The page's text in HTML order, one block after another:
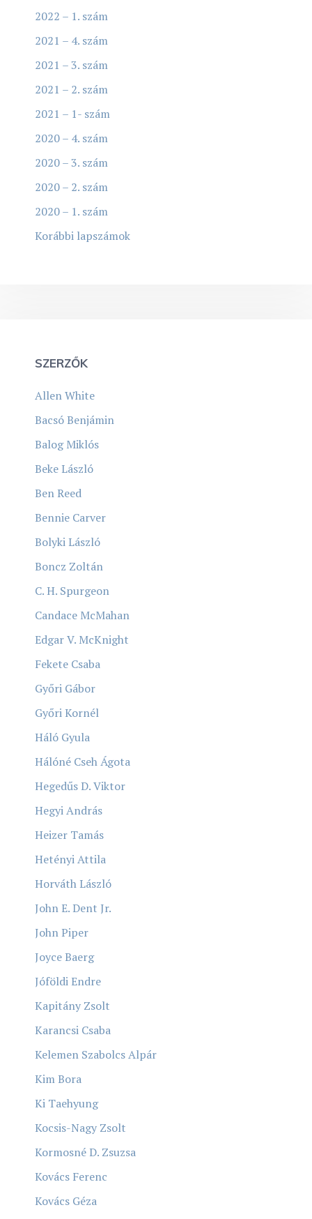
2022 – 1. szám
2021 – 4. szám
2021 – 3. szám
2021 – 2. szám
2021 – 1- szám
2020 – 4. szám
2020 – 3. szám
2020 – 2. szám
2020 – 1. szám
Korábbi lapszámok
SZERZŐK
Allen White
Bacsó Benjámin
Balog Miklós
Beke László
Ben Reed
Bennie Carver
Bolyki László
Boncz Zoltán
C. H. Spurgeon
Candace McMahan
Edgar V. McKnight
Fekete Csaba
Győri Gábor
Győri Kornél
Háló Gyula
Hálóné Cseh Ágota
Hegedűs D. Viktor
Hegyi András
Heizer Tamás
Hetényi Attila
Horváth László
John E. Dent Jr.
John Piper
Joyce Baerg
Jóföldi Endre
Kapitány Zsolt
Karancsi Csaba
Kelemen Szabolcs Alpár
Kim Bora
Ki Taehyung
Kocsis-Nagy Zsolt
Kormosné D. Zsuzsa
Kovács Ferenc
Kovács Géza